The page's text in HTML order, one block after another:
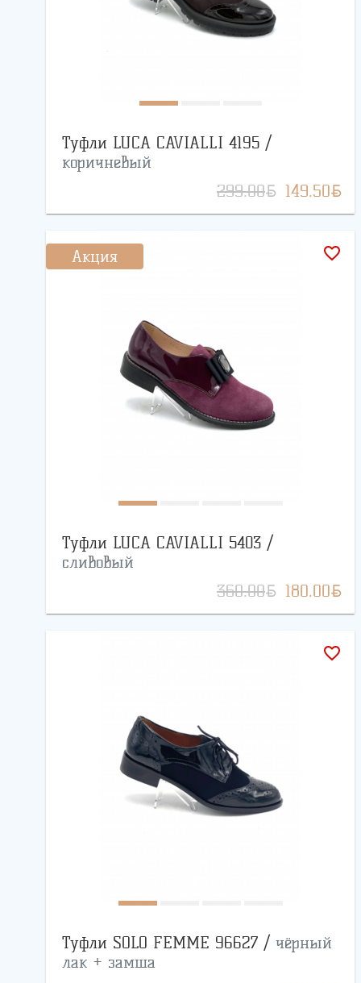
Туфли LUCA CAVIALLI 4195 /
коричневый
299.00BYN 149.50BYN
Акция favorite_border
Туфли LUCA CAVIALLI 5403 /
сливовый
360.00BYN 180.00BYN
favorite_border
Туфли SOLO FEMME 96627 / чёрный
лак + замша